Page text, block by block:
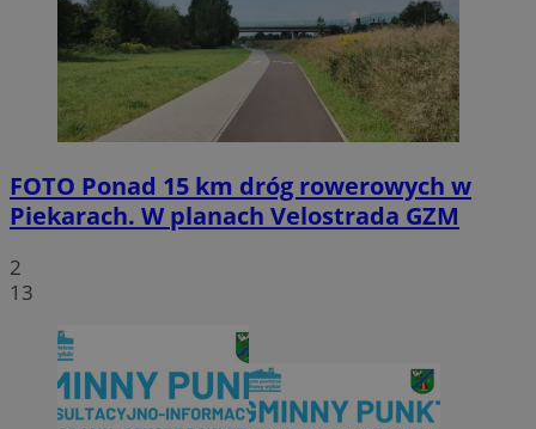
FOTO Ponad 15 km dróg rowerowych w
Piekarach. W planach Velostrada GZM
2
13